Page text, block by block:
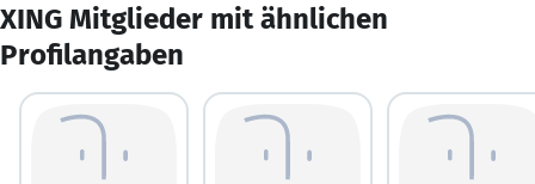
XING Mitglieder mit ähnlichen
Profilangaben